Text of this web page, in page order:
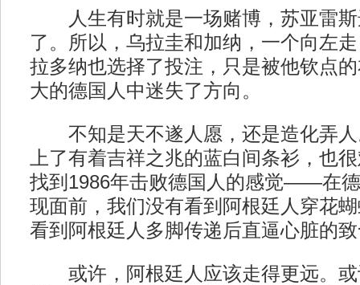
人生有时就是一场赌博，苏亚雷斯
了。所以，乌拉圭和加纳，一个向左
拉多纳也选择了投注，只是被他钦点
大的德国人中迷失了方向。
不知是天不遂人愿，还是造化弄人
上了有着吉祥之兆的蓝白间条衫，也
找到1986年击败德国人的感觉——在
现面前，我们没有看到阿根廷人穿花
看到阿根廷人多脚传递后直逼心脏的
或许，阿根廷人应该走得更远。或